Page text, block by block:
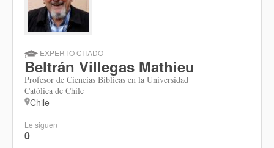
EXPERTO CITADO
Beltrán Villegas Mathieu
Profesor de Ciencias Bíblicas en la Universidad
Católica de Chile
Chile
Le siguen
0